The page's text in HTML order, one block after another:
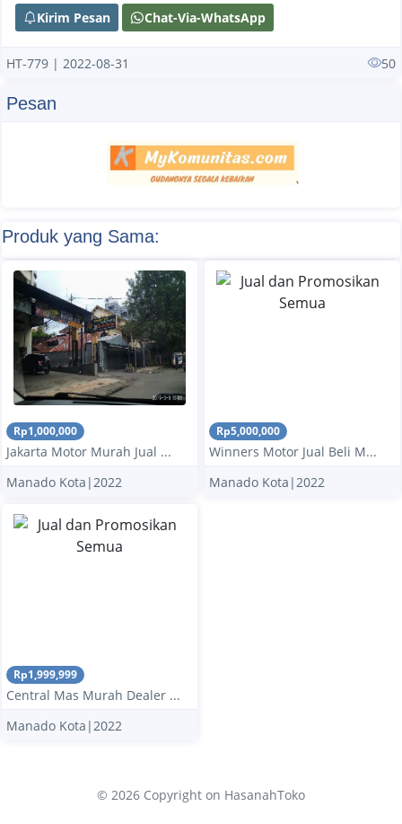
Kirim Pesan Chat-Via-WhatsApp
HT-779 | 2022-08-31 50
Pesan
Produk yang Sama:
Rp1,000,000
Jakarta Motor Murah Jual ...
Manado Kota|2022
Rp5,000,000
Winners Motor Jual Beli M...
Manado Kota|2022
Rp1,999,999
Central Mas Murah Dealer ...
Manado Kota|2022
© 2026 Copyright on HasanahToko